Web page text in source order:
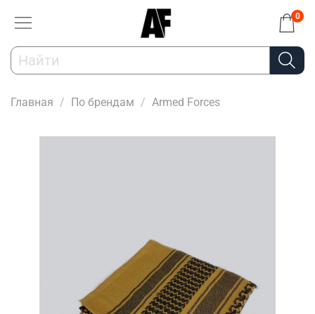
0
Главная По брендам Armed Forces